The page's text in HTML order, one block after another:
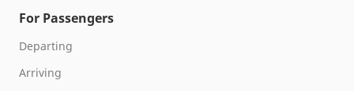
For Passengers
Departing
Arriving